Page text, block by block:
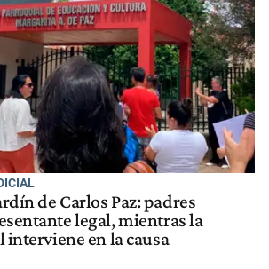
de Carlos Paz: padres
legal, mientras la
interviene en la causa